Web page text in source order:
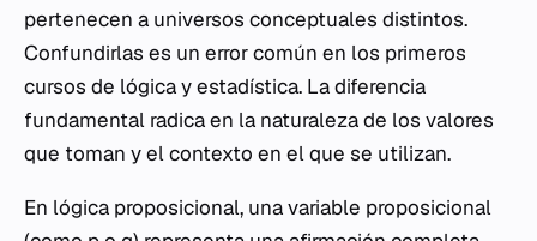
pertenecen a universos conceptuales distintos.
Confundirlas es un error común en los primeros
cursos de lógica y estadística. La diferencia
fundamental radica en la naturaleza de los valores
que toman y el contexto en el que se utilizan.
En lógica proposicional, una variable proposicional